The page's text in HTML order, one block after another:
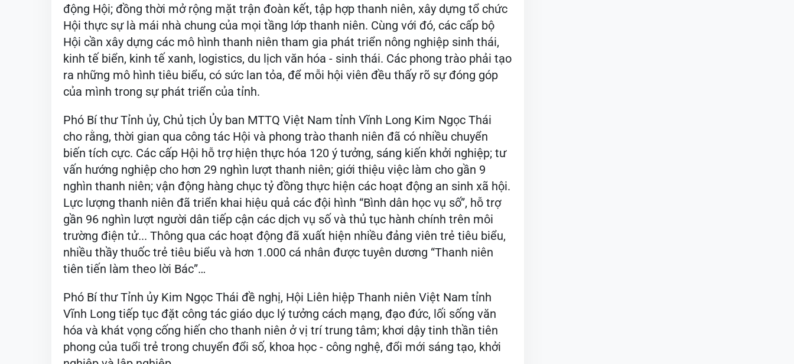
động Hội; đồng thời mở rộng mặt trận đoàn kết, tập hợp thanh niên, xây dựng tổ chức
Hội thực sự là mái nhà chung của mọi tầng lớp thanh niên. Cùng với đó, các cấp bộ
Hội cần xây dựng các mô hình thanh niên tham gia phát triển nông nghiệp sinh thái,
kinh tế biển, kinh tế xanh, logistics, du lịch văn hóa - sinh thái. Các phong trào phải tạo
ra những mô hình tiêu biểu, có sức lan tỏa, để mỗi hội viên đều thấy rõ sự đóng góp
của mình trong sự phát triển của tỉnh.
Phó Bí thư Tỉnh ủy, Chủ tịch Ủy ban MTTQ Việt Nam tỉnh Vĩnh Long Kim Ngọc Thái
cho rằng, thời gian qua công tác Hội và phong trào thanh niên đã có nhiều chuyển
biến tích cực. Các cấp Hội hỗ trợ hiện thực hóa 120 ý tưởng, sáng kiến khởi nghiệp; tư
vấn hướng nghiệp cho hơn 29 nghìn lượt thanh niên; giới thiệu việc làm cho gần 9
nghìn thanh niên; vận động hàng chục tỷ đồng thực hiện các hoạt động an sinh xã hội.
Lực lượng thanh niên đã triển khai hiệu quả các đội hình “Bình dân học vụ số”, hỗ trợ
gần 96 nghìn lượt người dân tiếp cận các dịch vụ số và thủ tục hành chính trên môi
trường điện tử... Thông qua các hoạt động đã xuất hiện nhiều đảng viên trẻ tiêu biểu,
nhiều thầy thuốc trẻ tiêu biểu và hơn 1.000 cá nhân được tuyên dương “Thanh niên
tiên tiến làm theo lời Bác”…
Phó Bí thư Tỉnh ủy Kim Ngọc Thái đề nghị, Hội Liên hiệp Thanh niên Việt Nam tỉnh
Vĩnh Long tiếp tục đặt công tác giáo dục lý tưởng cách mạng, đạo đức, lối sống văn
hóa và khát vọng cống hiến cho thanh niên ở vị trí trung tâm; khơi dậy tinh thần tiên
phong của tuổi trẻ trong chuyển đổi số, khoa học - công nghệ, đổi mới sáng tạo, khởi